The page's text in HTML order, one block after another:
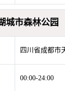
城市森林公园
四川省成都市
00:00-24:00